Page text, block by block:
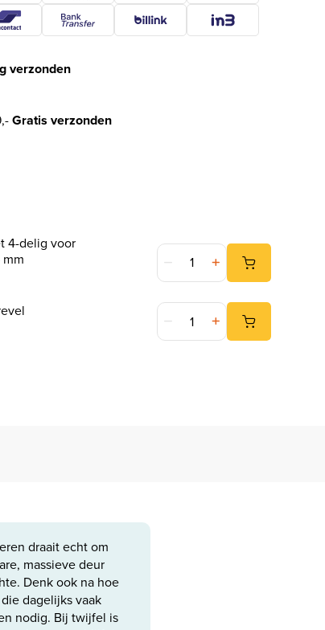
verzonden
Gratis verzonden
4-delig voor
247WOOD Freesmalset 4-
247WOOD Scharnierdrevel
draait echt om
massieve deur
Denk ook na hoe
dagelijks vaak
nodig. Bij twijfel is